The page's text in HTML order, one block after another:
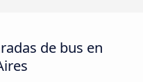
de bus en